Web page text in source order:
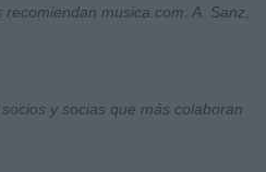
musica.com: A. Sanz,
y socias que más colaboran